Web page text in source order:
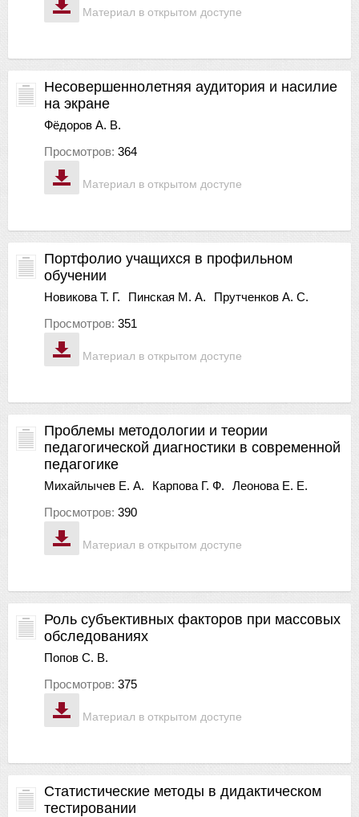
Материал в открытом доступе
Материал в открытом доступе
Несовершеннолетняя аудитория и насилие
на экране
Фёдоров А. В.
Просмотров: 364
Материал в открытом доступе
Портфолио учащихся в профильном
обучении
Новикова Т. Г. Пинская М. А.
Прутченков А. С.
Просмотров: 351
Материал в открытом доступе
Проблемы методологии и теории
педагогической диагностики в современной
педагогике
Михайлычев Е. А. Карпова Г. Ф.
Леонова Е. Е.
Просмотров: 390
Материал в открытом доступе
Роль субъективных факторов при массовых
обследованиях
Попов С. В.
Просмотров: 375
Статистические методы в дидактическом
тестировании